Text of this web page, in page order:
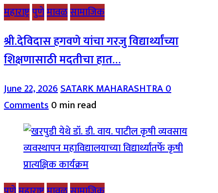
महाराष्ट्रपुणेमावळसामाजिक
श्री.देविदास हगवणे यांचा गरजु विद्यार्थ्यांच्या
शिक्षणासाठी मदतीचा हात…
June 22, 2026SATARK MAHARASHTRA0
Comments0 min read